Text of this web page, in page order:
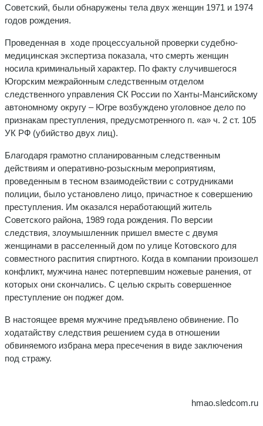
Советский, были обнаружены тела двух женщин 1971 и 1974
годов рождения.
Проведенная в ходе процессуальной проверки судебно-
медицинская экспертиза показала, что смерть женщин
носила криминальный характер. По факту случившегося
Югорским межрайонным следственным отделом
следственного управления СК России по Ханты-Мансийскому
автономному округу – Югре возбуждено уголовное дело по
признакам преступления, предусмотренного п. «а» ч. 2 ст. 105
УК РФ (убийство двух лиц).
Благодаря грамотно спланированным следственным
действиям и оперативно-розыскным мероприятиям,
проведенным в тесном взаимодействии с сотрудниками
полиции, было установлено лицо, причастное к совершению
преступления. Им оказался неработающий житель
Советского района, 1989 года рождения. По версии
следствия, злоумышленник пришел вместе с двумя
женщинами в расселенный дом по улице Котовского для
совместного распития спиртного. Когда в компании произошел
конфликт, мужчина нанес потерпевшим ножевые ранения, от
которых они скончались. С целью скрыть совершенное
преступление он поджег дом.
В настоящее время мужчине предъявлено обвинение. По
ходатайству следствия решением суда в отношении
обвиняемого избрана мера пресечения в виде заключения
под стражу.
hmao.sledcom.ru